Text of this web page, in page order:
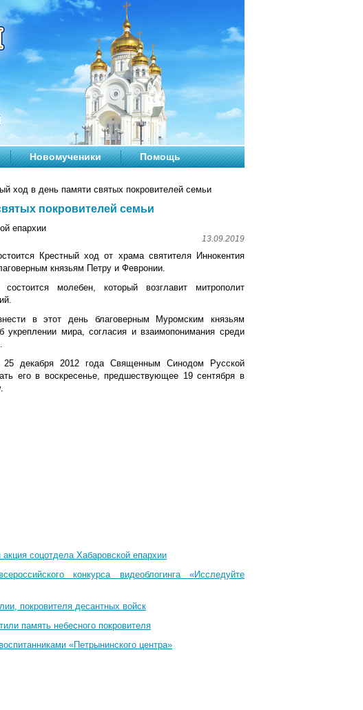
Новомученики Помощь
ход в день памяти святых покровителей семьи
покровителей семьи
епархии
13.09.2019
Крестный ход от храма святителя Иннокентия
князьям Петру и Февронии.
молебен, который возглавит митрополит
в этот день благоверным Муромским князьям
мира, согласия и взаимопонимания среди
25 декабря 2012 года Священным Синодом Русской
его в воскресенье, предшествующее 19 сентября в
соцотдела Хабаровской епархии
конкурса видеоблогинга «Исследуйте
покровителя десантных войск
память небесного покровителя
«Петрынинского центра»